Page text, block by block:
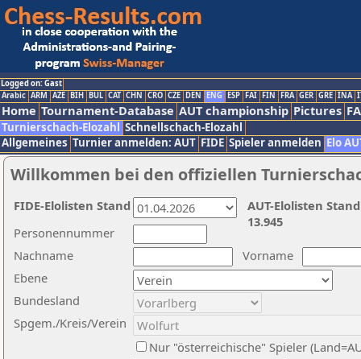
Logged on: Gast
Arabic ARM AZE BIH BUL CAT CHN CRO CZE DEN ENG ESP FAI FIN FRA GER GRE INA
Home Tournament-Database AUT championship Pictures
Turnierschach-Elozahl Schnellschach-Elozahl
Allgemeines Turnier anmelden: AUT FIDE Spieler anmelden Elo
Willkommen bei den offiziellen
Nachname
Vorname
Ebene
Personennummer
Bundesland
Spgem./Kreis/Verein
Nur "österreichische" Spieler
AUT-Elolisten
13.945
FIDE-Elolisten Stand